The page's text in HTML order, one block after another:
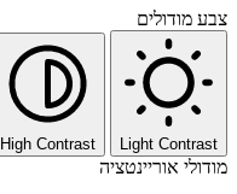
צבע מודולים
Light Contrast
High Contrast
מודולי אוריינטציה